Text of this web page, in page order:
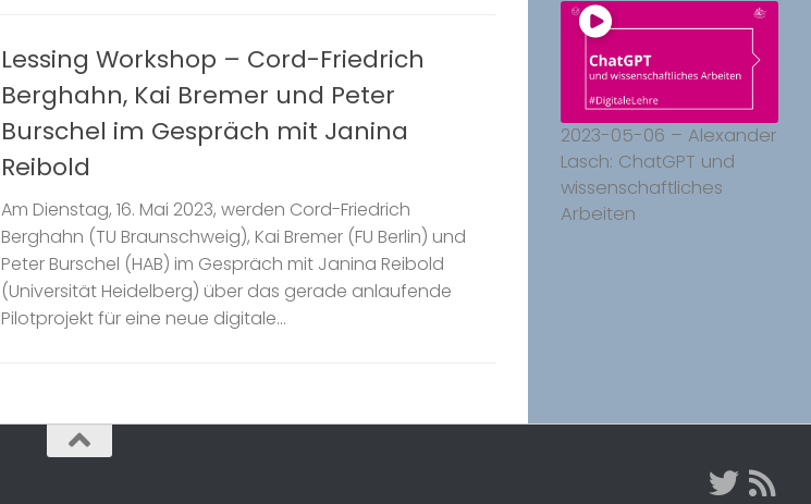
Lessing Workshop – Cord-Friedrich
Berghahn, Kai Bremer und Peter
Burschel im Gespräch mit Janina
Reibold
Am Dienstag, 16. Mai 2023, werden Cord-Friedrich
Berghahn (TU Braunschweig), Kai Bremer (FU Berlin) und
Peter Burschel (HAB) im Gespräch mit Janina Reibold
(Universität Heidelberg) über das gerade anlaufende
Pilotprojekt für eine neue digitale...
2023-05-06 – Alexander
Lasch: ChatGPT und
wissenschaftliches
Arbeiten